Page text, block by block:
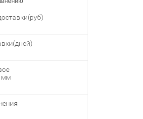
мм